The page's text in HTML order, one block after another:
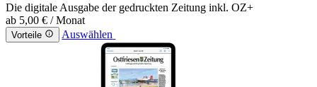
Die digitale Ausgabe der gedruckten Zeitung inkl. OZ+
ab 5,00 € / Monat
Vorteile Auswählen